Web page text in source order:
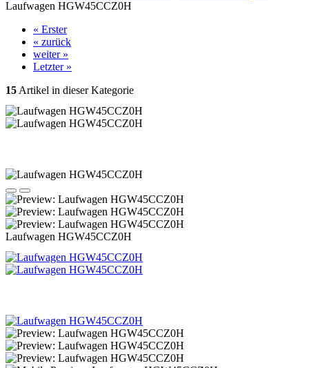
Laufwagen HGW45CCZ0H
« Erster
« zurück
weiter »
Letzter »
15 Artikel in dieser Kategorie
Laufwagen HGW45CCZ0H